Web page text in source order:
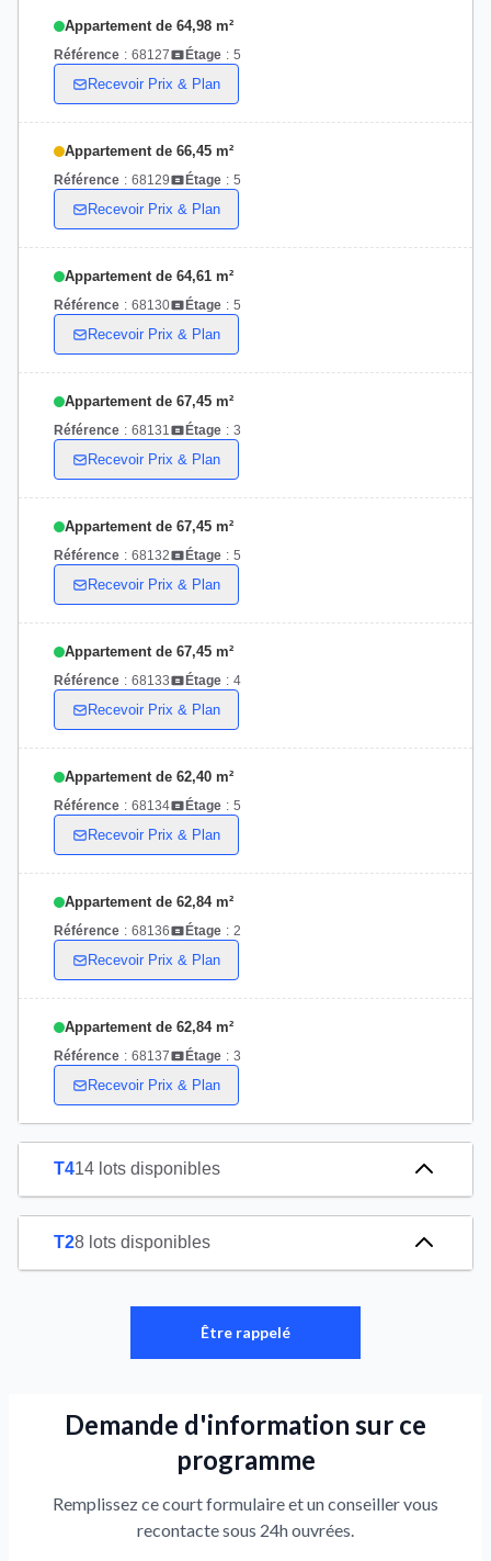
Appartement de 64,98 m²
Référence : 68127 Étage : 5
Recevoir Prix & Plan
Appartement de 66,45 m²
Référence : 68129 Étage : 5
Recevoir Prix & Plan
Appartement de 64,61 m²
Référence : 68130 Étage : 5
Recevoir Prix & Plan
Appartement de 67,45 m²
Référence : 68131 Étage : 3
Recevoir Prix & Plan
Appartement de 67,45 m²
Référence : 68132 Étage : 5
Recevoir Prix & Plan
Appartement de 67,45 m²
Référence : 68133 Étage : 4
Recevoir Prix & Plan
Appartement de 62,40 m²
Référence : 68134 Étage : 5
Recevoir Prix & Plan
Appartement de 62,84 m²
Référence : 68136 Étage : 2
Recevoir Prix & Plan
Appartement de 62,84 m²
Référence : 68137 Étage : 3
Recevoir Prix & Plan
T414 lots disponibles
T28 lots disponibles
Être rappelé
Demande d'information sur ce
programme
Remplissez ce court formulaire et un conseiller vous
recontacte sous 24h ouvrées.